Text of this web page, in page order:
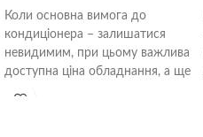
Коли основна вимога до
кондиціонера – залишатися
невидимим, при цьому важлива
доступна ціна обладнання, а ще